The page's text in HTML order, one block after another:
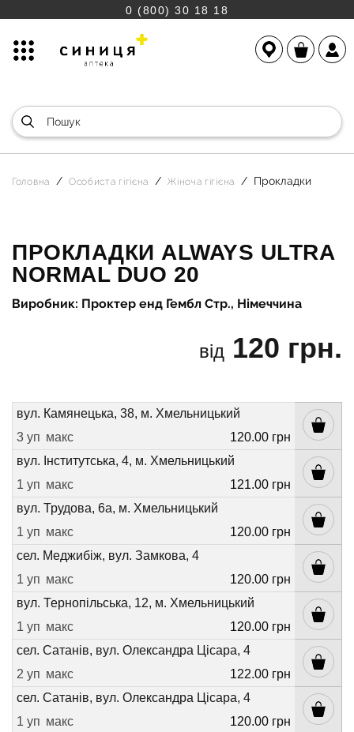
0 (800) 30 18 18
Головна Особиста гігієна Жіноча гігієна Прокладки
ПРОКЛАДКИ ALWAYS ULTRA
NORMAL DUO 20
Виробник: Проктер енд Гембл Стр., Німеччина
від 120 грн.
вул. Камянецька, 38, м. Хмельницький
3 уп макс
120.00 грн
вул. Інститутська, 4, м. Хмельницький
1 уп макс
121.00 грн
вул. Трудова, 6а, м. Хмельницький
1 уп макс
120.00 грн
сел. Меджибіж, вул. Замкова, 4
1 уп макс
120.00 грн
вул. Тернопільська, 12, м. Хмельницький
1 уп макс
120.00 грн
сел. Сатанів, вул. Олександра Цісара, 4
2 уп макс
122.00 грн
сел. Сатанів, вул. Олександра Цісара, 4
1 уп макс 120.00 грн